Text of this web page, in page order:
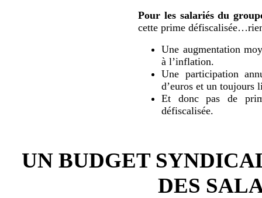
Pour les salariés du
cette prime
Une augmentation
à l’inflation.
Une participation
d’euros et un toujours
Et donc pas de
défiscalisée.
UN BUDGET
DES